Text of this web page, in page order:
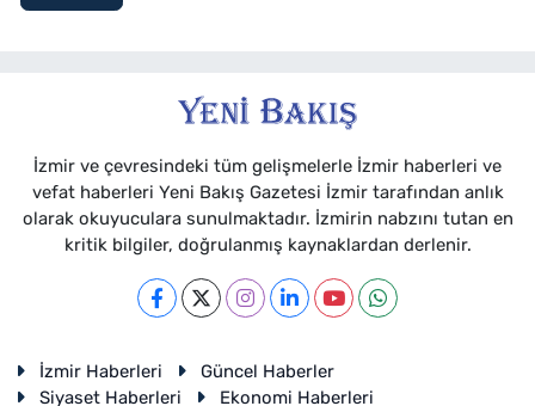
İzmir ve çevresindeki tüm gelişmelerle İzmir haberleri ve
vefat haberleri Yeni Bakış Gazetesi İzmir tarafından anlık
olarak okuyuculara sunulmaktadır. İzmirin nabzını tutan en
kritik bilgiler, doğrulanmış kaynaklardan derlenir.
İzmir Haberleri
Güncel Haberler
Siyaset Haberleri
Ekonomi Haberleri